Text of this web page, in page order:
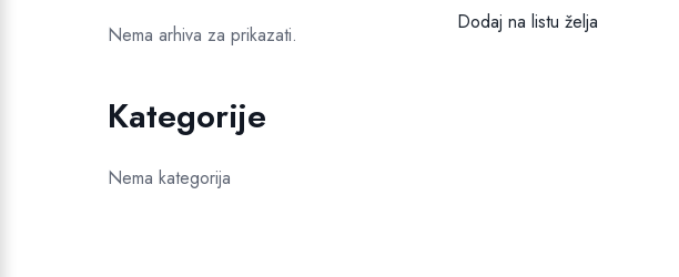
bila
Dodaj na listu želja
Nema arhiva za prikazati.
Kategorije
Nema kategorija